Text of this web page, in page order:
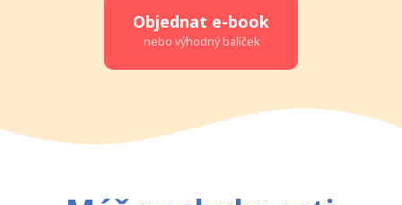
Objednat e-book
nebo výhodný balíček